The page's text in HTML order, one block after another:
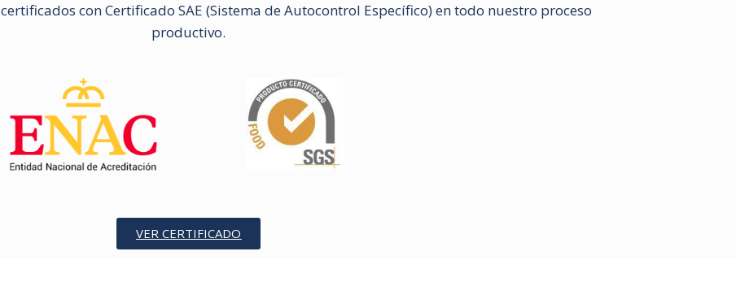
con Certificado SAE (Sistema de Autocontrol Específico) en todo nuestro proceso
productivo.
VER CERTIFICADO